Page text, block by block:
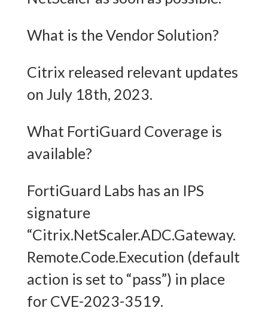
What is the Vendor Solution?
Citrix released relevant updates
on July 18th, 2023.
What FortiGuard Coverage is
available?
FortiGuard Labs has an IPS
signature
“Citrix.NetScaler.ADC.Gateway.
Remote.Code.Execution (default
action is set to “pass”) in place
for CVE-2023-3519.